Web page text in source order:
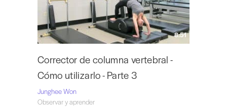
8:51
Corrector de columna vertebral -
Cómo utilizarlo - Parte 3
Junghee Won
Observar y aprender